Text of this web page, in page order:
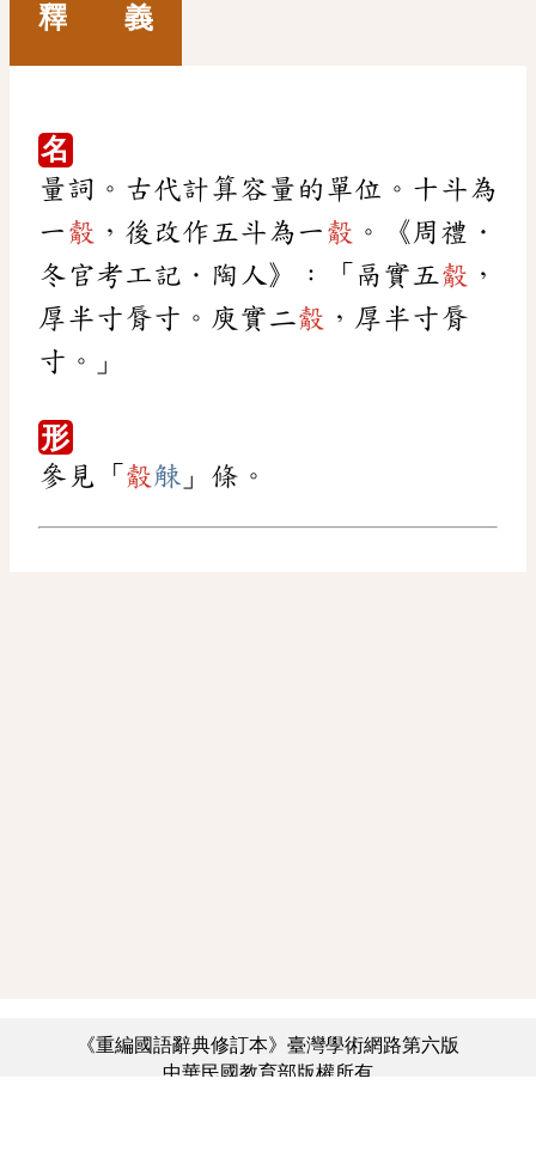
釋 義
名
量詞。古代計算容量的單位。十斗為
一 觳 ，後改作五斗為一 觳 。《周禮．
冬官考工記．陶人》：「鬲實五觳 ，
厚半寸脣寸。庾實二觳 ，厚半寸脣
寸。」
形
參見「 觳觫 」條。
《重編國語辭典修訂本》臺灣學術網路第六版
中華民國教育部版權所有